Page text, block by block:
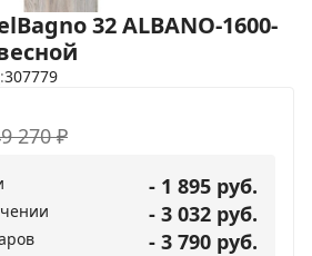
32 ALBANO-1600-
307779
270₽
- 1 895 руб.
- 3 032 руб.
- 3 790 руб.